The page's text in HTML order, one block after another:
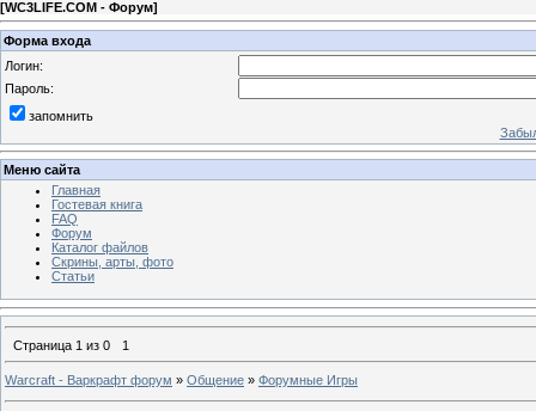
[WC3LIFE.COM - Форум]
Форма входа
Логин:
Пароль:
запомнить
Меню сайта
Главная
Гостевая книга
FAQ
Форум
Каталог файлов
Скрины, арты, фото
Статьи
Страница 1 из 0 1
Warcraft - Варкрафт форум » Общение » Форумные Игры